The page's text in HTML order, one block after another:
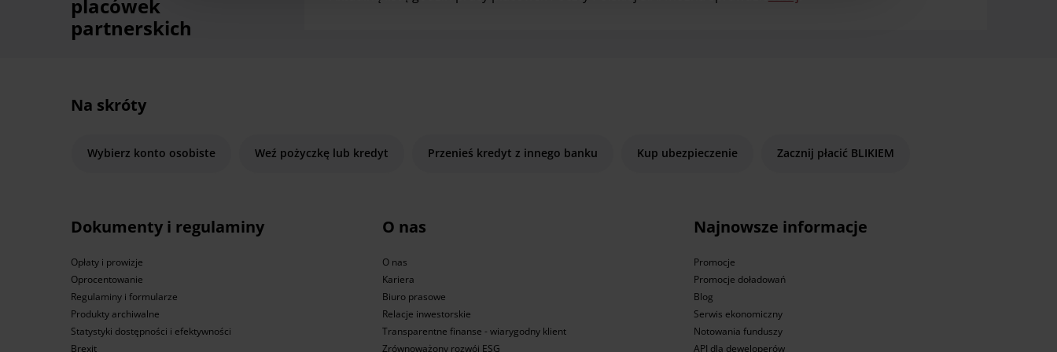
placówek
partnerskich
Na skróty
Wybierz konto osobiste Weź pożyczkę lub kredyt Przenieś kredyt z innego banku Kup ubezpieczenie Zacznij płacić BLIKIEM
Dokumenty i regulaminy
Opłaty i prowizje
Oprocentowanie
Regulaminy i formularze
Produkty archiwalne
Statystyki dostępności i efektywności
Brexit
O nas
O nas
Kariera
Biuro prasowe
Relacje inwestorskie
Transparentne finanse - wiarygodny klient
Zrównoważony rozwój ESG
Najnowsze informacje
Promocje
Promocje doładowań
Blog
Serwis ekonomiczny
Notowania funduszy
API dla deweloperów